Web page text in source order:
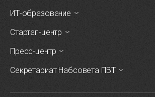
ИТ-образование
Стартап-центр
Пресс-центр
Секретариат Набсовета ПВТ